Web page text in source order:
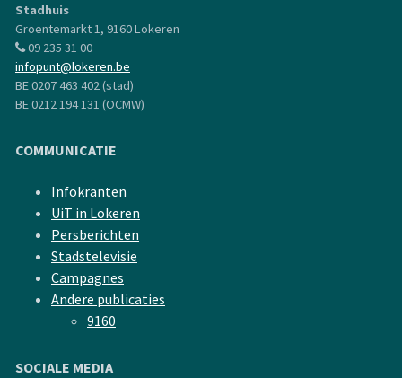
Stadhuis
Groentemarkt 1, 9160 Lokeren
09 235 31 00
infopunt@lokeren.be
BE 0207 463 402 (stad)
BE 0212 194 131 (OCMW)
COMMUNICATIE
Infokranten
UiT in Lokeren
Persberichten
Stadstelevisie
Campagnes
Andere publicaties
9160
SOCIALE MEDIA